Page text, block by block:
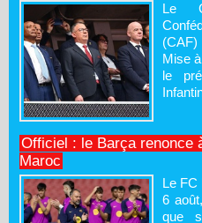
Le
Mise
le
Officiel : le Barça renonce
Maroc
Le FC
6
que